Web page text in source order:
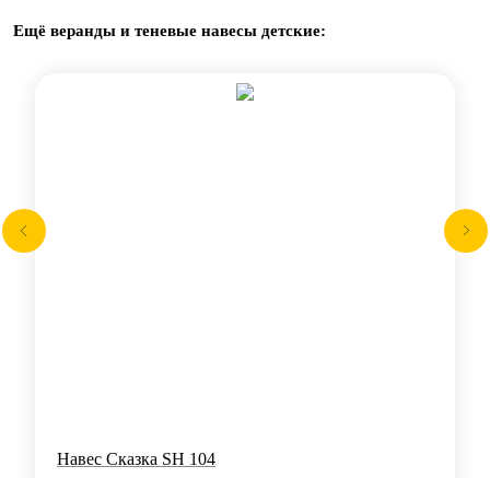
Ещё веранды и теневые навесы детские:
Навес Сказка SH 104